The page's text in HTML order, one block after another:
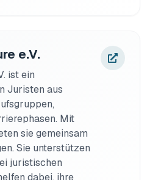
e.V.
ist ein
Juristen aus
Mit
sie gemeinsam
Sie unterstützen
juristischen
dabei, ihre